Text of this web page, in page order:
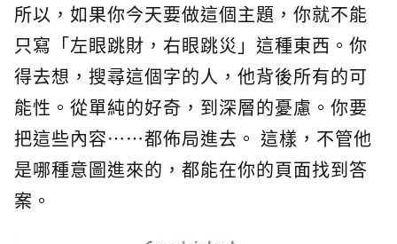
所以，如果你今天要做這個主題，你就不能
只寫「左眼跳財，右眼跳災」這種東西。你
得去想，搜尋這個字的人，他背後所有的可
能性。從單純的好奇，到深層的憂慮。你要
把這些內容⋯⋯都佈局進去。 這樣，不管他
是哪種意圖進來的，都能在你的頁面找到答
案。